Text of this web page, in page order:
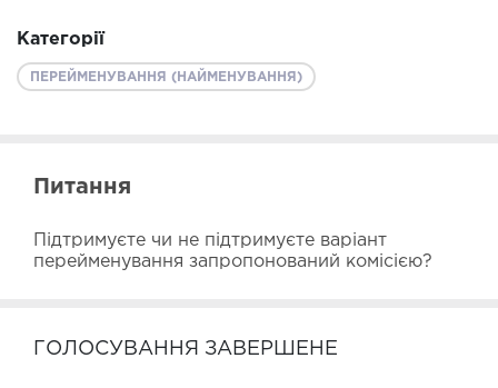
Категорії
ПЕРЕЙМЕНУВАННЯ (НАЙМЕНУВАННЯ)
Питання
Підтримуєте чи не підтримуєте варіант
перейменування запропонований комісією?
ГОЛОСУВАННЯ ЗАВЕРШЕНЕ